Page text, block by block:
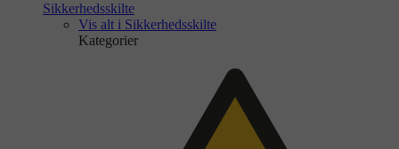
Sikkerhedsskilte
Vis alt i Sikkerhedsskilte
Kategorier